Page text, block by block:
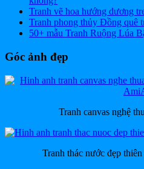
Tranh vẽ hoa hướng dương
Tranh phong thủy Đồng quê
50+ mẫu Tranh Ruộng Lúa
Góc ảnh đẹp
Tranh canvas nghệ
Tranh thác nước đẹp